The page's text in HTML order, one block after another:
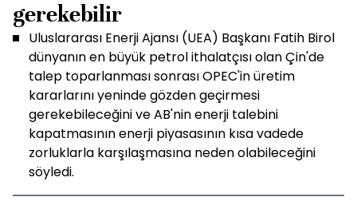
gerekebilir
Uluslararası Enerji Ajansı (UEA) Başkanı Fatih Birol
dünyanın en büyük petrol ithalatçısı olan Çin'de
talep toparlanması sonrası OPEC'in üretim
kararlarını yeninde gözden geçirmesi
gerekebileceğini ve AB'nin enerji talebini
kapatmasının enerji piyasasının kısa vadede
zorluklarla karşılaşmasına neden olabileceğini
söyledi.